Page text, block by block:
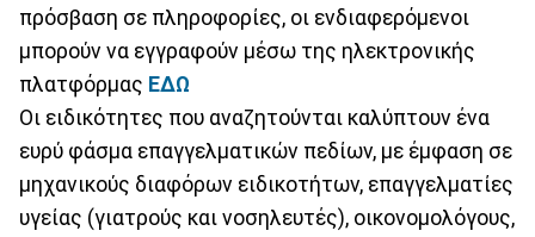
πρόσβαση σε πληροφορίες, οι ενδιαφερόμενοι
μπορούν να εγγραφούν μέσω της ηλεκτρονικής
πλατφόρμας ΕΔΩ
Οι ειδικότητες που αναζητούνται καλύπτουν ένα
ευρύ φάσμα επαγγελματικών πεδίων, με έμφαση σε
μηχανικούς διαφόρων ειδικοτήτων, επαγγελματίες
υγείας (γιατρούς και νοσηλευτές), οικονομολόγους,